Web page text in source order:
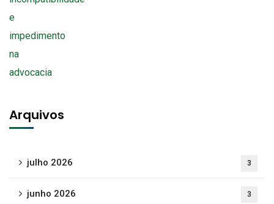
Arquivos
julho 2026 3
junho 2026 3